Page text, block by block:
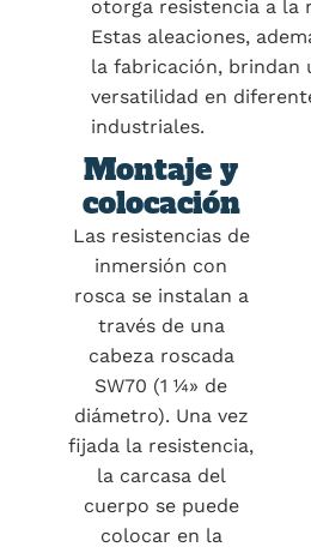
otorga resistencia a la
Estas aleaciones,
la fabricación, brindan
versatilidad en
industriales.
Montaje y
colocación
Las resistencias de
inmersión con
rosca se instalan a
través de una
cabeza roscada
SW70 (1 ¼» de
diámetro). Una vez
fijada la resistencia,
la carcasa del
cuerpo se puede
colocar en la